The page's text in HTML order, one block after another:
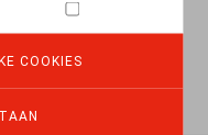
COOKIES